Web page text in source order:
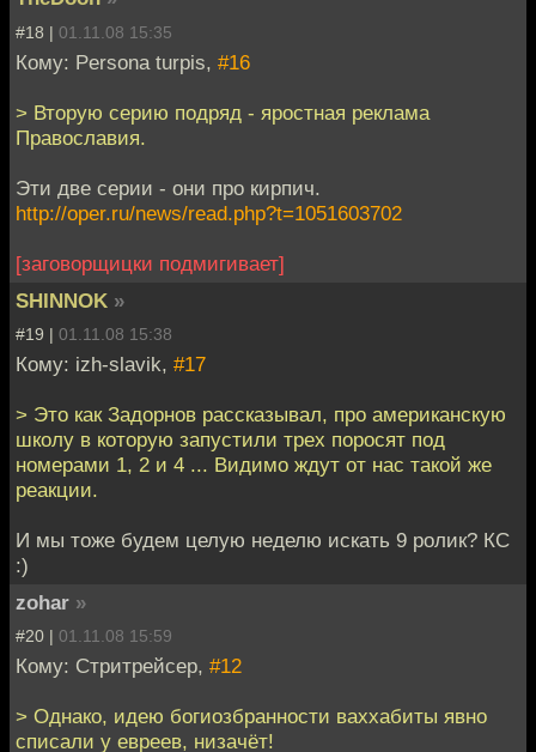
#18 | 01.11.08 15:35
Кому: Persona turpis, #16
> Вторую серию подряд - яростная реклама
Православия.
Эти две серии - они про кирпич.
http://oper.ru/news/read.php?t=1051603702
[заговорщицки подмигивает]
SHINNOK »
#19 | 01.11.08 15:38
Кому: izh-slavik, #17
> Это как Задорнов рассказывал, про американскую
школу в которую запустили трех поросят под
номерами 1, 2 и 4 ... Видимо ждут от нас такой же
реакции.
И мы тоже будем целую неделю искать 9 ролик? КС
:)
zohar »
#20 | 01.11.08 15:59
Кому: Стритрейсер, #12
> Однако, идею богиозбранности ваххабиты явно
списали у евреев, низачёт!